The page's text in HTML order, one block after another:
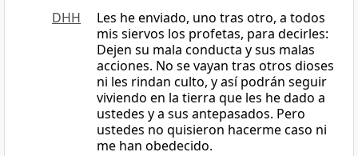
DHH
Les he enviado, uno tras otro, a todos
mis siervos los profetas, para decirles:
Dejen su mala conducta y sus malas
acciones. No se vayan tras otros dioses
ni les rindan culto, y así podrán seguir
viviendo en la tierra que les he dado a
ustedes y a sus antepasados. Pero
ustedes no quisieron hacerme caso ni
me han obedecido.